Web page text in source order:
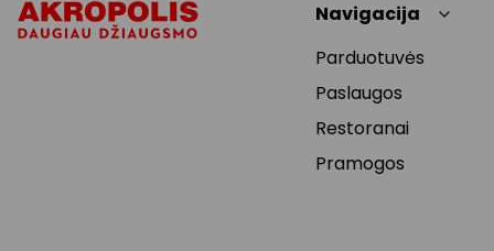
Navigacija
Parduotuvės
Paslaugos
Restoranai
Pramogos